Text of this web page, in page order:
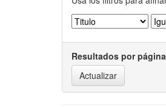
Resultados por página